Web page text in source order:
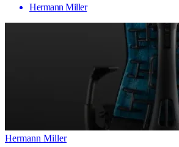
Hermann Miller
Hermann Miller